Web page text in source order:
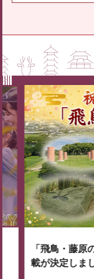
「飛鳥・藤原
載が決定しま